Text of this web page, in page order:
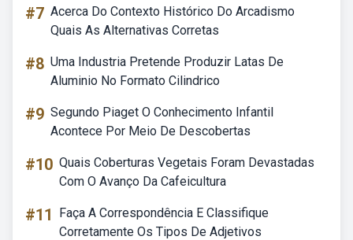
#7 Acerca Do Contexto Histórico Do Arcadismo
Quais As Alternativas Corretas
#8 Uma Industria Pretende Produzir Latas De
Aluminio No Formato Cilindrico
#9 Segundo Piaget O Conhecimento Infantil
Acontece Por Meio De Descobertas
#10 Quais Coberturas Vegetais Foram Devastadas
Com O Avanço Da Cafeicultura
#11
Faça A Correspondência E Classifique
Corretamente Os Tipos De Adjetivos